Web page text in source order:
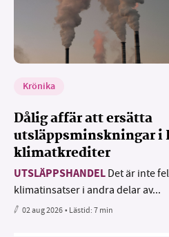
Krönika
Dålig affär att ersätta
utsläppsminskningar i
klimatkrediter
UTSLÄPPSHANDEL Det är inte
klimatinsatser i andra delar av...
02 aug 2026• Lästid:7 min